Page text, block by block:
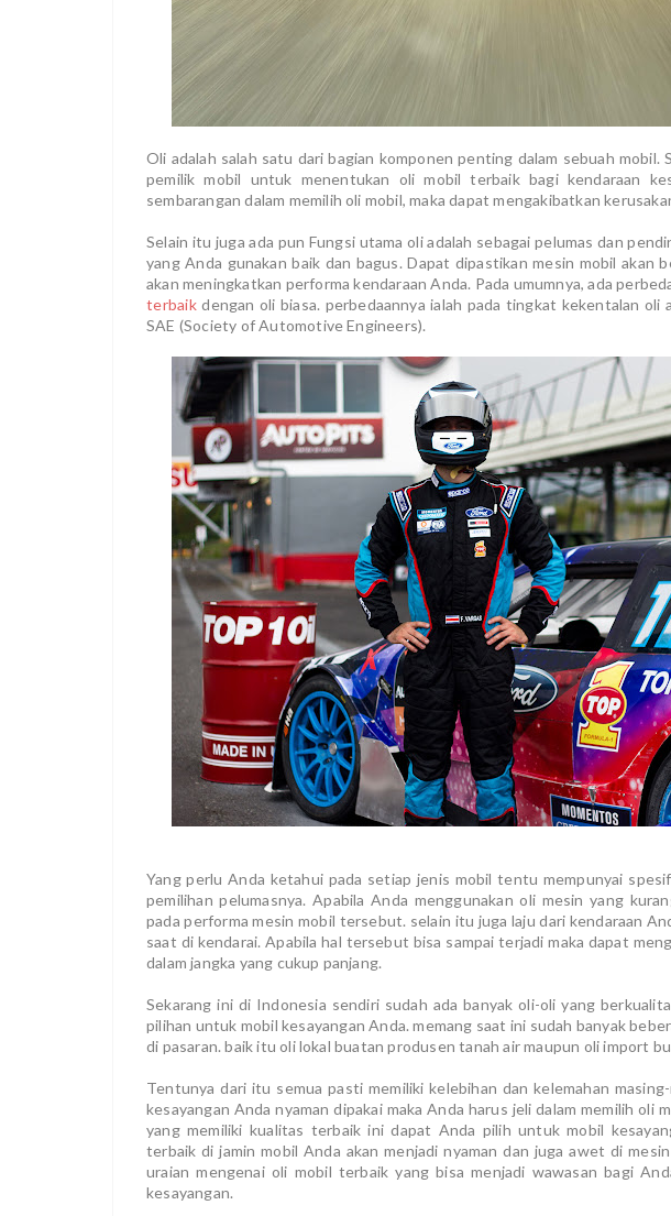
Oli adalah salah satu dari bagian komponen penting dalam sebuah mobil.
pemilik mobil untuk menentukan oli mobil terbaik bagi kendaraan
sembarangan dalam memilih oli mobil, maka dapat mengakibatkan
Selain itu juga ada pun Fungsi utama oli adalah sebagai pelumas dan
yang Anda gunakan baik dan bagus. Dapat dipastikan mesin mobil akan
akan meningkatkan performa kendaraan Anda. Pada umumnya, ada
terbaikdengan oli biasa. perbedaannya ialah pada tingkat kekentalan oli
SAE (Society of Automotive Engineers).
Yang perlu Anda ketahui pada setiap jenis mobil tentu mempunyai
pemilihan pelumasnya. Apabila Anda menggunakan oli mesin yang
pada performa mesin mobil tersebut. selain itu juga laju dari kendaraan
saat di kendarai. Apabila hal tersebut bisa sampai terjadi maka dapat
dalam jangka yang cukup panjang.
Sekarang ini di Indonesia sendiri sudah ada banyak oli-oli yang
pilihan untuk mobil kesayangan Anda. memang saat ini sudah banyak
di pasaran. baik itu oli lokal buatan produsen tanah air maupun oli import
Tentunya dari itu semua pasti memiliki kelebihan dan kelemahan
kesayangan Anda nyaman dipakai maka Anda harus jeli dalam memilih oli
yang memiliki kualitas terbaik ini dapat Anda pilih untuk mobil
terbaik di jamin mobil Anda akan menjadi nyaman dan juga awet di
uraian mengenai oli mobil terbaik yang bisa menjadi wawasan bagi
kesayangan.